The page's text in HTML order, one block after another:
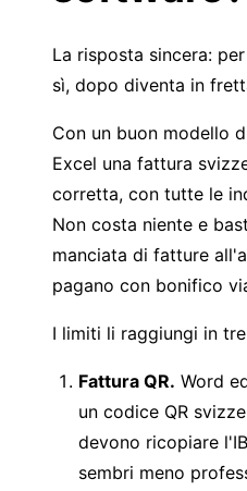
La risposta sincera:
sì, dopo diventa in
Con un buon modello
Excel una fattura
corretta, con tutte le
Non costa niente e
manciata di fatture
pagano con bonifico
I limiti li raggiungi in
Fattura QR. Word
un codice QR
devono ricopiare
sembri meno